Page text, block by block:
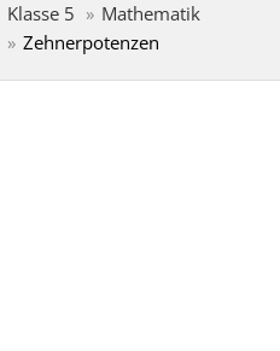
Klasse 5
Mathematik
Zehnerpotenzen